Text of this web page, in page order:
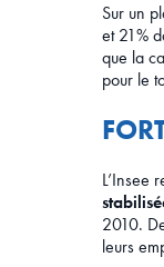
Sur un
et 21%
que la
pour le
L’Insee
2010.
leurs